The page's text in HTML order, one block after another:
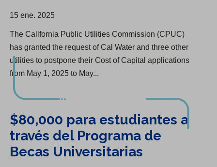
15 ene. 2025
The California Public Utilities Commission (CPUC)
has granted the request of Cal Water and three other
utilities to postpone their Cost of Capital applications
from May 1, 2025 to May...
$80,000 para estudiantes a
través del Programa de
Becas Universitarias